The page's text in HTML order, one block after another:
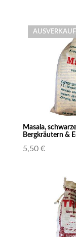
AUSVERKAUFT
Masala,
Bergkräutern &
5,50 €